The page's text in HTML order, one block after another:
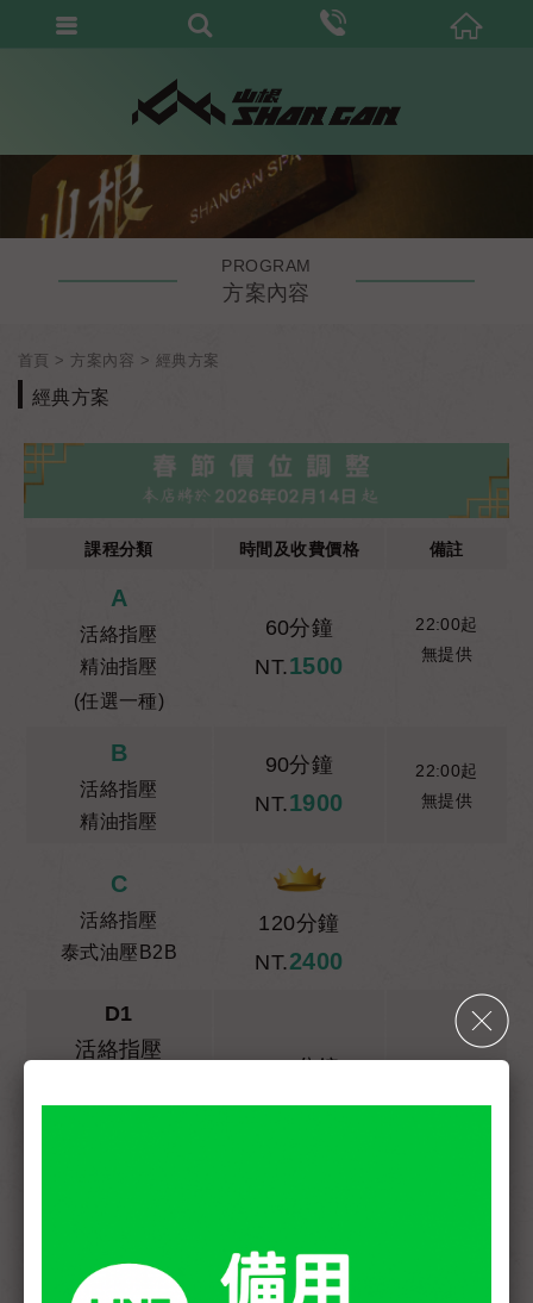
PROGRAM
方案內容
首頁 方案內容 經典方案
經典方案
課程分類 時間及收費價格 備註
A
活絡指壓
精油指壓
(任選一種)
60分鐘
NT.1500
22:00起
無提供
B
活絡指壓
精油指壓
90分鐘
NT.1900
22:00起
無提供
C
活絡指壓
泰式油壓B2B
120分鐘
NT.2400
D1
活絡指壓
100分鐘
NT.2700
(包含16:00整)
NT.200